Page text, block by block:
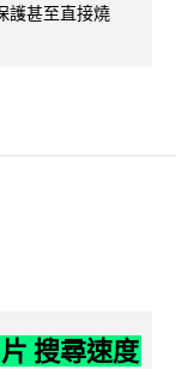
護甚至直接燒
搜尋速度